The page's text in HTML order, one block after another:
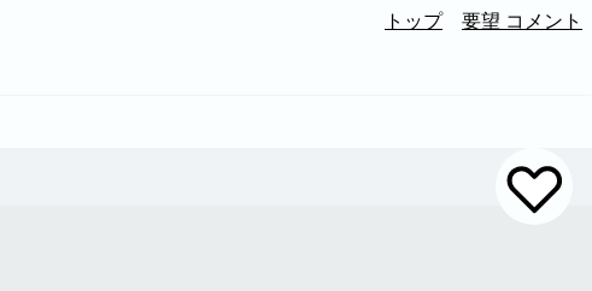
トップ 要望 コメント